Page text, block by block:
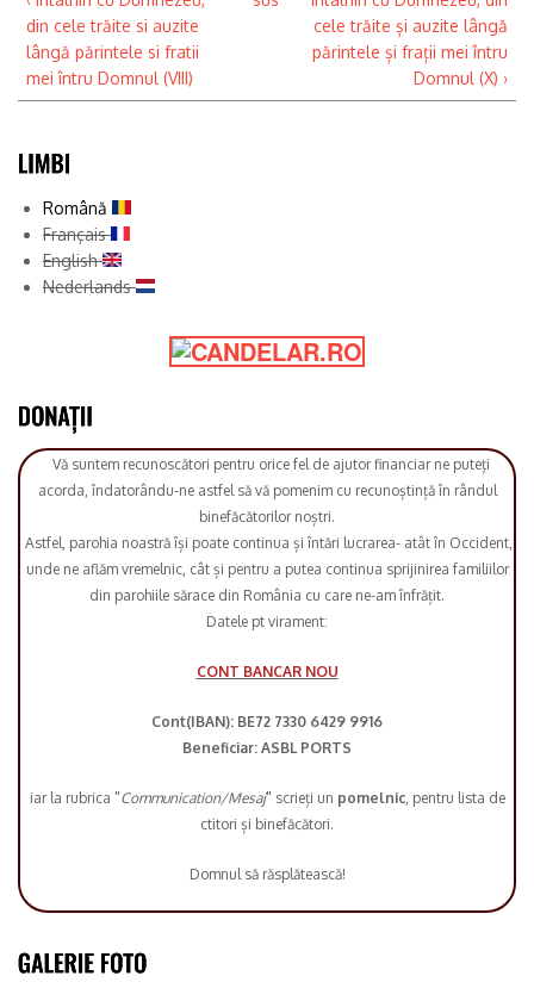
din cele trăite si auzite
lângă părintele si fratii
mei întru Domnul (VIII)
cele trăite și auzite lângă
părintele și frații mei întru
Domnul (X) ›
Română
Français
English
Nederlands
Vă suntem recunoscători pentru orice fel de ajutor financiar ne puteți
acorda, îndatorându-ne astfel să vă pomenim cu recunoștință în rândul
binefăcătorilor noștri.
Astfel, parohia noastră își poate continua și întări lucrarea- atât în Occident,
unde ne aflăm vremelnic, cât și pentru a putea continua sprijinirea familiilor
din parohiile sărace din România cu care ne-am înfrățit.
Datele pt virament:
CONT BANCAR NOU
Cont(IBAN): BE72 7330 6429 9916
Beneficiar: ASBL PORTS
iar la rubrica "Communication/Mesaj" scrieți un pomelnic, pentru lista de
ctitori și binefăcători.
Domnul să răsplătească!